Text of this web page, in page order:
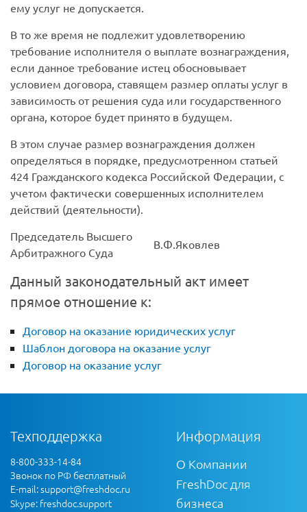
ему услуг не допускается.
В то же время не подлежит удовлетворению
требование исполнителя о выплате вознаграждения,
если данное требование истец обосновывает
условием договора, ставящем размер оплаты услуг в
зависимость от решения суда или государственного
органа, которое будет принято в будущем.
В этом случае размер вознаграждения должен
определяться в порядке, предусмотренном статьей
424 Гражданского кодекса Российской Федерации, с
учетом фактически совершенных исполнителем
действий (деятельности).
Председатель Высшего
Арбитражного Суда
В.Ф.Яковлев
Данный законодательный акт имеет
прямое отношение к:
Договор на оказание юридических услуг
Шаблон договора на оказание услуг
Договор на оказание услуг
Техподдержка
8-800-333-14-84
Звонок по РФ бесплатный
E-mail:support@freshdoc.ru
Skype: freshdoc.support
Информация
О Компании
FreshDoc для
бизнеса